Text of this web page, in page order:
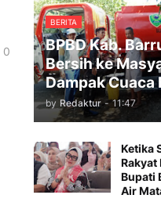
0
BERITA
BPBD Kab.
Bersih ke
Dampak Cuaca
by Redaktur - 11:47
Ketika
Rakyat
Bupati
Air